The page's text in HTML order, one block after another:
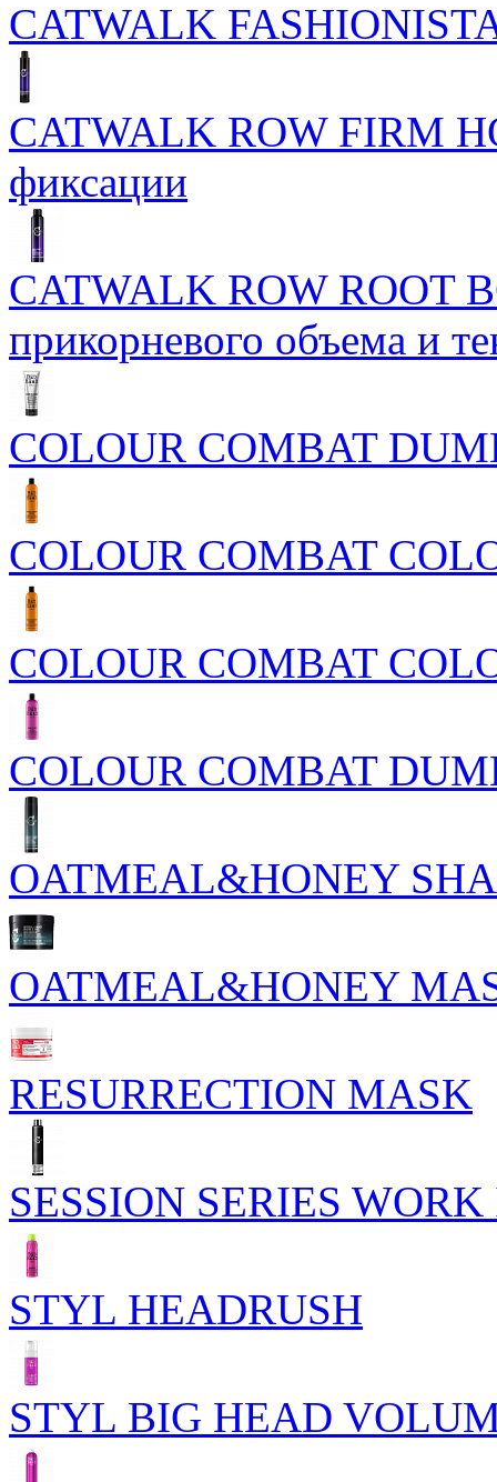
CATWALK
CATWALK ROW FIRM
фиксации
CATWALK ROW ROOT
прикорневого объема и
COLOUR COMBAT
COLOUR COMBAT
COLOUR COMBAT
COLOUR COMBAT
OATMEAL&HONEY
OATMEAL&HONEY
RESURRECTION MASK
SESSION SERIES
STYL HEADRUSH
STYL BIG HEAD